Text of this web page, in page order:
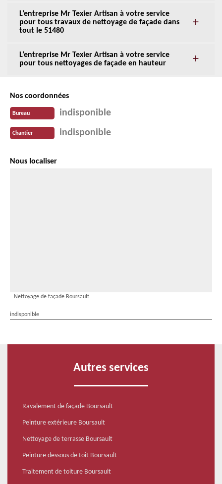
L’entreprise Mr Texier Artisan à votre service
pour tous travaux de nettoyage de façade dans
tout le 51480
L’entreprise Mr Texier Artisan à votre service
pour tous nettoyages de façade en hauteur
Nos coordonnées
Bureau indisponible
Chantier indisponible
Nous localiser
Nettoyage de façade Boursault
indisponible
Autres services
Ravalement de façade Boursault
Peinture extérieure Boursault
Nettoyage de terrasse Boursault
Peinture dessous de toit Boursault
Traitement de toiture Boursault